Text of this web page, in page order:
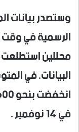
وستصدر بيانات
الرسمية في
محللين
البيانات، في
في 14 نوفمبر .